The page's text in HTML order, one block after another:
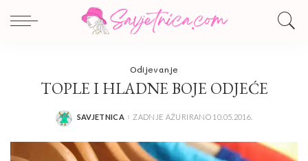
Odijevanje
TOPLE I HLADNE BOJE ODJEĆE
POSTED
SAVJETNICA ZADNJE AŽURIRANO 10.05.2016.